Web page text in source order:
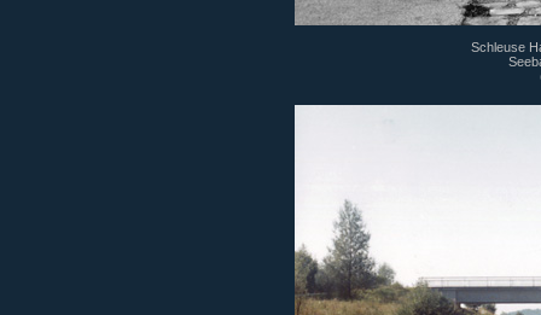
Schleuse